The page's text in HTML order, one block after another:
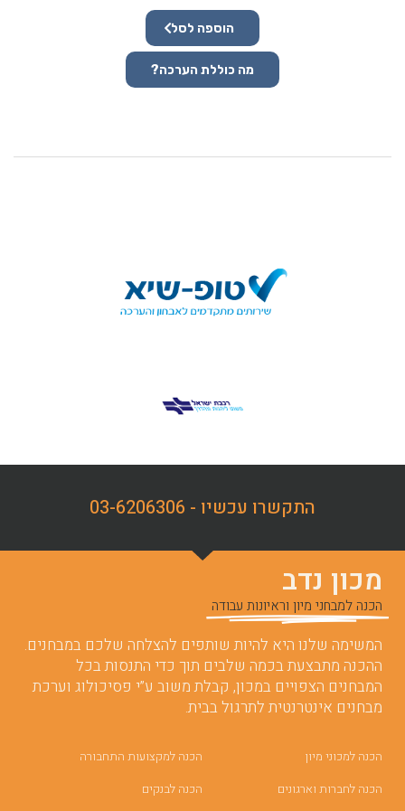
הוספה לסל
מה כוללת הערכה?
התקשרו עכשיו - 03-6206306
מכון נדב
הכנה למבחני מיון וראיונות עבודה
המשימה שלנו היא להיות שותפים להצלחה שלכם במבחנים.
ההכנה מתבצעת בכמה שלבים תוך כדי התנסות בכל
המבחנים הצפויים במכון, קבלת משוב ע”י פסיכולוג וערכת
מבחנים אינטרנטית לתרגול בבית.
הכנה למכוני מיון
הכנה לחברות וארגונים
הכנה למקצועות התחבורה
הכנה לבנקים